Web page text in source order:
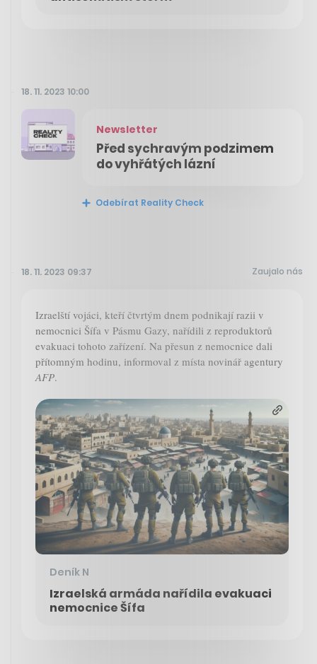
18. 11. 2023 10:00
Newsletter
Před sychravým podzimem
do vyhřátých lázní
Odebírat Reality Check
18. 11. 2023 09:37 Zaujalo nás
Izraelští vojáci, kteří čtvrtým dnem podnikají razii v
nemocnici Šífa v Pásmu Gazy, nařídili z reproduktorů
evakuaci tohoto zařízení. Na přesun z nemocnice dali
přítomným hodinu, informoval z místa novinář agentury
AFP.
Deník N
Izraelská armáda nařídila evakuaci
nemocnice Šífa